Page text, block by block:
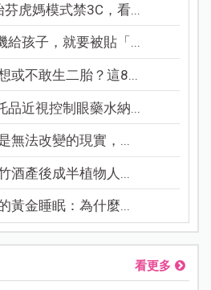
虎媽模式禁3C，看...
給孩子，就要被貼「...
或不敢生二胎？這8...
品近視控制眼藥水納...
無法改變的現實，...
酒產後成半植物人...
黃金睡眠：為什麼...
看更多